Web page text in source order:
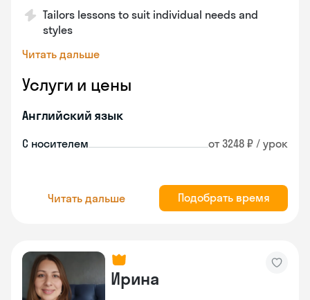
Tailors lessons to suit individual needs and
styles
Читать дальше
Услуги и цены
Английский язык
С носителем от 3248 ₽ / урок
Читать дальше Подобрать время
Ирина